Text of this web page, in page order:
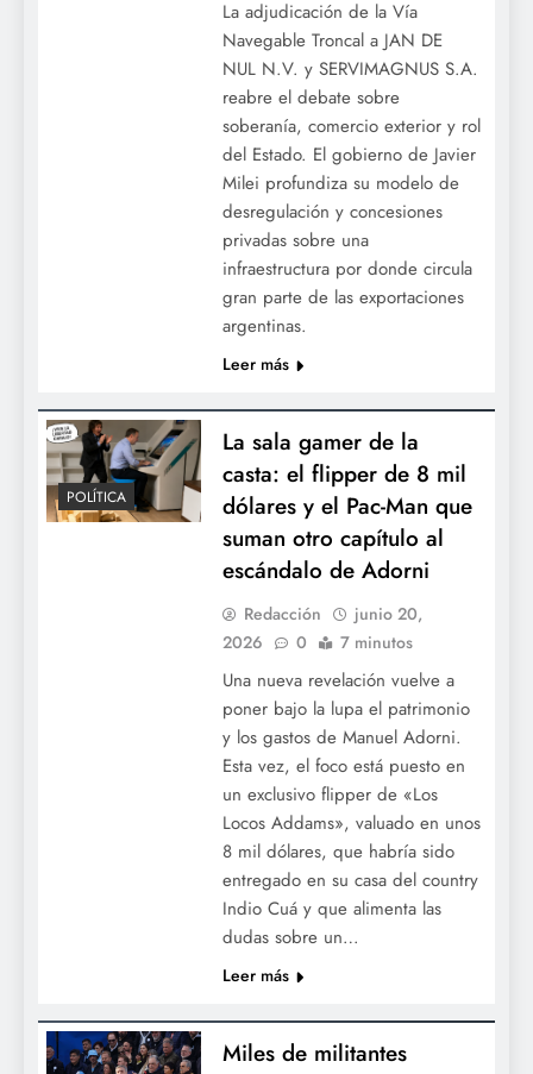
La adjudicación de la Vía
Navegable Troncal a JAN DE
NUL N.V. y SERVIMAGNUS S.A.
reabre el debate sobre
soberanía, comercio exterior y rol
del Estado. El gobierno de Javier
Milei profundiza su modelo de
desregulación y concesiones
privadas sobre una
infraestructura por donde circula
gran parte de las exportaciones
argentinas.
Leer más
POLÍTICA
La sala gamer de la
casta: el flipper de 8 mil
dólares y el Pac-Man que
suman otro capítulo al
escándalo de Adorni
Redacción
junio 20,
2026
0 7 minutos
Una nueva revelación vuelve a
poner bajo la lupa el patrimonio
y los gastos de Manuel Adorni.
Esta vez, el foco está puesto en
un exclusivo flipper de «Los
Locos Addams», valuado en unos
8 mil dólares, que habría sido
entregado en su casa del country
Indio Cuá y que alimenta las
dudas sobre un…
Leer más
Miles de militantes